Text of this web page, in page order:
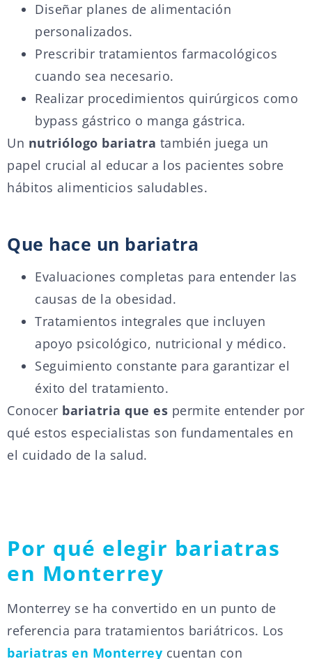
Diseñar planes de alimentación
personalizados.
Prescribir tratamientos farmacológicos
cuando sea necesario.
Realizar procedimientos quirúrgicos como
bypass gástrico o manga gástrica.
Un nutriólogo bariatra también juega un
papel crucial al educar a los pacientes sobre
hábitos alimenticios saludables.
Que hace un bariatra
Evaluaciones completas para entender las
causas de la obesidad.
Tratamientos integrales que incluyen
apoyo psicológico, nutricional y médico.
Seguimiento constante para garantizar el
éxito del tratamiento.
Conocer bariatria que es permite entender por
qué estos especialistas son fundamentales en
el cuidado de la salud.
Por qué elegir bariatras
en Monterrey
Monterrey se ha convertido en un punto de
referencia para tratamientos bariátricos. Los
bariatras en Monterrey cuentan con